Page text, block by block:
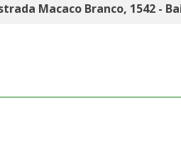
Macaco Branco, 1542 -
Macaco Branco, 20 - Bairro